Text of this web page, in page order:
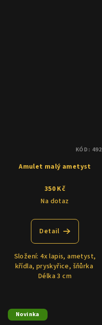
Amulet malý ametyst
350 Kč
Na dotaz
Detail
Složení: 4x lapis, ametyst,
křídla, pryskyřice, šňůrka
Délka 3 cm
KÓD: 492
Novinka